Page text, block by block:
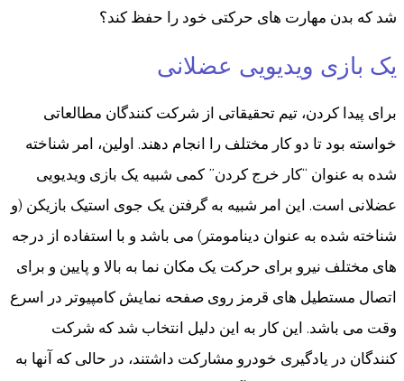
شد که بدن مهارت های حرکتی خود را حفظ کند؟
یک بازی ویدیویی عضلانی
برای پیدا کردن، تیم تحقیقاتی از شرکت کنندگان مطالعاتی
خواسته بود تا دو کار مختلف را انجام دهند. اولین، امر شناخته
شده به عنوان “کار خرج کردن” کمی شبیه یک بازی ویدیویی
عضلانی است. این امر شبیه به گرفتن یک جوی استیک بازیکن (و
شناخته شده به عنوان دینامومتر) می باشد و با استفاده از درجه
های مختلف نیرو برای حرکت یک مکان نما به بالا و پایین و برای
اتصال مستطیل های قرمز روی صفحه نمایش کامپیوتر در اسرع
وقت می باشد. این کار به این دلیل انتخاب شد که شرکت
کنندگان در یادگیری خودرو مشارکت داشتند، در حالی که آنها به